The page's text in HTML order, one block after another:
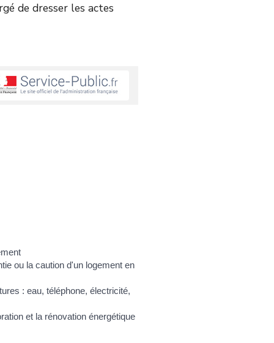
de dresser les actes
ou la caution d'un logement en
: eau, téléphone, électricité,
et la rénovation énergétique